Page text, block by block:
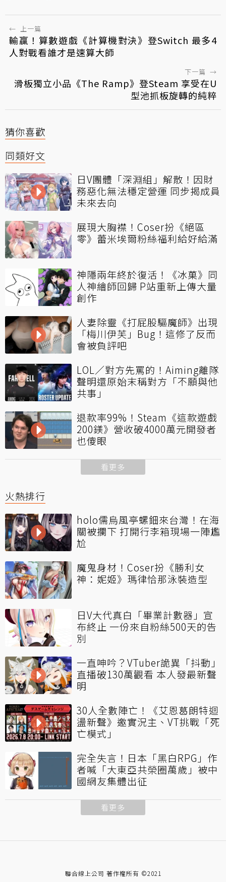
← 上一篇
輸贏！算數遊戲《計算機對決》登Switch 最多4
人對戰看誰才是速算大師
下一篇 →
滑板獨立小品《The Ramp》登Steam 享受在U
型池抓板旋轉的純粹
猜你喜歡
同類好文
日V團體「深淵組」解散！因財
務惡化無法穩定營運 同步揭成員
未來去向
展現大胸襟！Coser扮《絕區
零》蕾米埃爾粉絲福利給好給滿
神隱兩年終於復活！《冰菓》同
人神繪師回歸 P站重新上傳大量
創作
人妻除靈《打屁股驅魔師》出現
「梅川伊芙」Bug！這修了反而
會被負評吧
LOL／對方先罵的！Aiming離隊
聲明還原始末稱對方「不願與他
共事」
退款率99%！Steam《這款遊戲
200鎂》營收破4000萬元開發者
也傻眼
看更多
火熱排行
holo儒烏風亭螺鈿來台灣！在海
關被攔下 打開行李箱現場一陣尷
尬
魔鬼身材！Coser扮《勝利女
神：妮姬》瑪律恰那泳裝造型
日V大代真白「畢業計數器」宣
布終止 一份來自粉絲500天的告
別
一直呻吟？VTuber詭異「抖動」
直播破130萬觀看 本人發最新聲
明
30人全數陣亡！《艾恩葛朗特迴
盪新聲》邀實況主、VT挑戰「死
亡模式」
完全失言！日本「黑白RPG」作
者喊「大東亞共榮圈萬歲」被中
國網友集體出征
看更多
聯合線上公司 著作權所有 ©2021